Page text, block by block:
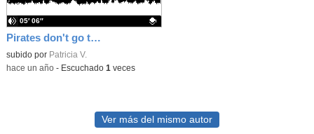
Pirates don't go to school
Contenido educativo.
subido por Patricia V.
05′ 06″
-hace un año- Escuchado 1veces
Ver más del mismo autor